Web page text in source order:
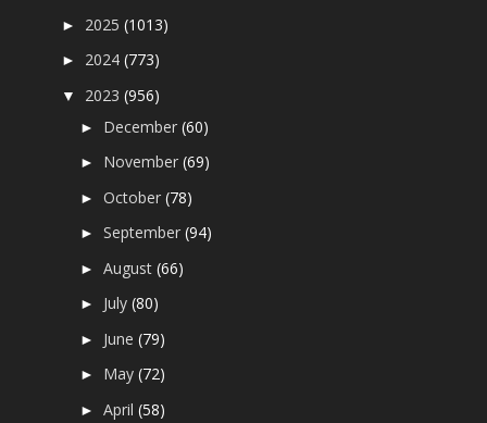
► 2025(1013)
► 2024(773)
▼ 2023(956)
► December(60)
► November(69)
►October(78)
►September(94)
►August(66)
► July(80)
► June(79)
► May(72)
►April(58)